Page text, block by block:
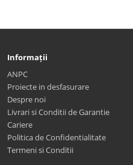
Informații
ANPC
Proiecte in desfasurare
Despre noi
Livrari si Conditii de Garantie
Cariere
Politica de Confidentialitate
Termeni si Conditii